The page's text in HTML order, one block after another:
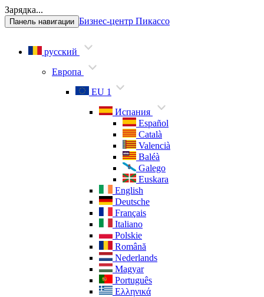
Зарядка...
Панель навигации Бизнес-центр Пикассо
русский
Европа
EU 1
Испания
Español
Català
Valencià
Baléà
Galego
Euskara
English
Deutsche
Français
Italiano
Polskie
Română
Nederlands
Magyar
Português
Ελληνικά